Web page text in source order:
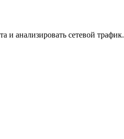
и анализировать сетевой трафик.